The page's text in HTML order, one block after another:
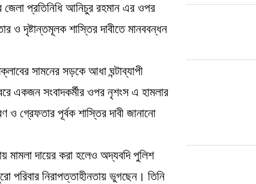
জেলা প্রতিনিধি আনিচুর রহমান এর ওপর
ও দৃষ্টান্তমূলক শাস্তির দাবীতে মানববন্ধন
সামনের সড়কে আধা ঘন্টাব্যাপী
একজন সংবাদকর্মীর ওপর নৃশংস এ হামলার
ও গ্রেফতার পূর্বক শাস্তির দাবী জানানো
মামলা দায়ের করা হলেও অদ্যবদি পুলিশ
নিরাপত্তাহীনতায় ভুগছেন। তিনি